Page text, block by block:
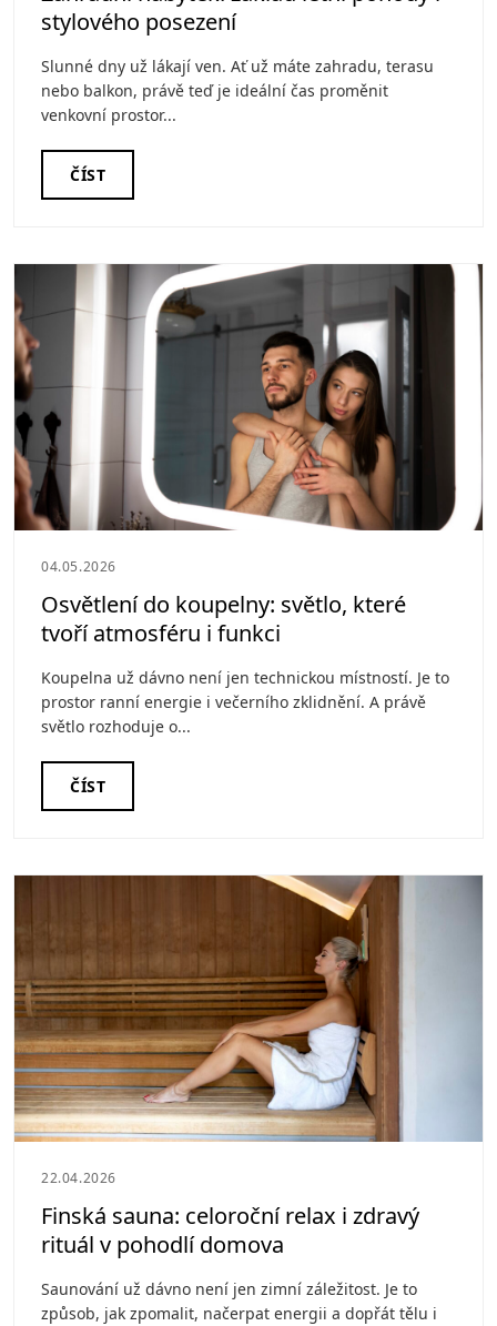
stylového posezení
Slunné dny už lákají ven. Ať už máte zahradu, terasu
nebo balkon, právě teď je ideální čas proměnit
venkovní prostor...
ČÍST
04.05.2026
Osvětlení do koupelny: světlo, které
tvoří atmosféru i funkci
Koupelna už dávno není jen technickou místností. Je to
prostor ranní energie i večerního zklidnění. A právě
světlo rozhoduje o...
ČÍST
22.04.2026
Finská sauna: celoroční relax i zdravý
rituál v pohodlí domova
Saunování už dávno není jen zimní záležitost. Je to
způsob, jak zpomalit, načerpat energii a dopřát tělu i